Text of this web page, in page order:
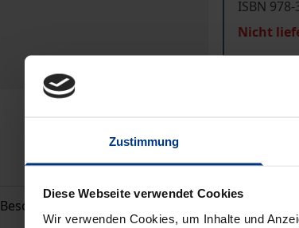
Zustimmung
Diese Webseite verwendet Cookies
Wir verwenden Cookies, um Inhalte und
ISBN
Nicht
Beschreibung